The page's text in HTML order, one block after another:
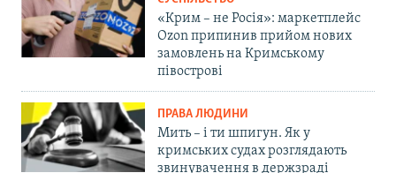
«Крим – не Росія»: маркетплейс
Ozon припинив прийом нових
замовлень на Кримському
півострові
ПРАВА ЛЮДИНИ
Мить – і ти шпигун. Як у
кримських судах розглядають
звинувачення в держзраді